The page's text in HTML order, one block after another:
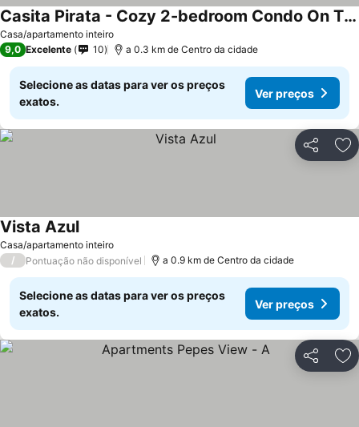
Casa/apartamento inteiro
Casita Pirata - Cozy 2-bedroom Condo On The Gorgeous Aguada Beach
Ver preços
9,0 Excelente 10 a 0.3 km de Centro da cidade
Selecione as datas para ver os preços
exatos.
Ver preços
Partilhar
Casa/apartamento inteiro
Vista AzulVer preços
/ Pontuação não disponível a 0.9 km de Centro da cidade
Selecione as datas para ver os preços
exatos.
Ver preços
Partilhar